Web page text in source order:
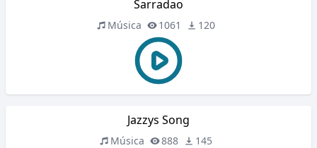
Sarradao
Música 1061 120
Jazzys Song
Música 888 145